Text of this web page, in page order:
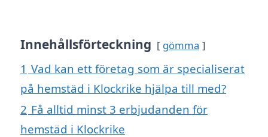
Innehållsförteckning gömma
1 Vad kan ett företag som är specialiserat
på hemstäd i Klockrike hjälpa till med?
2 Få alltid minst 3 erbjudanden för
hemstäd i Klockrike